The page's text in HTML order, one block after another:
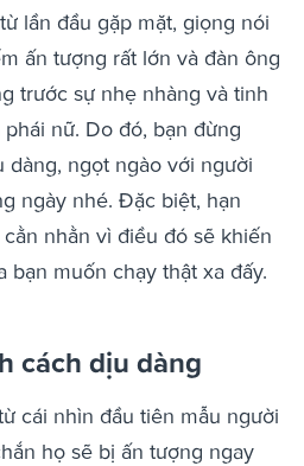
lần đầu gặp mặt, giọng nói
ấn tượng rất lớn và đàn ông
trước sự nhẹ nhàng và tinh
nữ. Do đó, bạn đừng
ngọt ngào với người
ngày nhé. Đặc biệt, hạn
nhằn vì điều đó sẽ khiến
bạn muốn chạy thật xa đấy.
cách dịu dàng
cái nhìn đầu tiên mẫu người
họ sẽ bị ấn tượng ngay